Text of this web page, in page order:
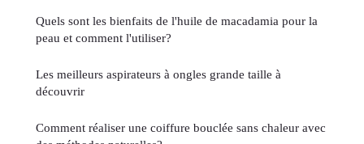
Quels sont les bienfaits de l'huile de macadamia pour la
peau et comment l'utiliser?
Les meilleurs aspirateurs à ongles grande taille à
découvrir
Comment réaliser une coiffure bouclée sans chaleur avec